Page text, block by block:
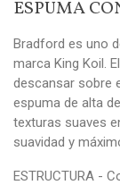
ESPUMA
Bradford es uno
marca King Koil.
descansar sobre
espuma de alta
texturas suaves
suavidad y
ESTRUCTURA -